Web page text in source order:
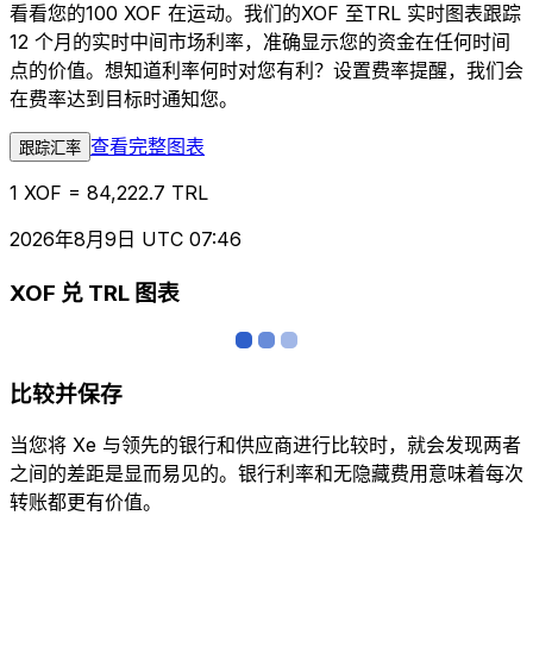
看看您的100 XOF 在运动。我们的XOF 至TRL 实时图表跟踪
12 个月的实时中间市场利率，准确显示您的资金在任何时间
点的价值。想知道利率何时对您有利？设置费率提醒，我们会
在费率达到目标时通知您。
跟踪汇率 查看完整图表
1 XOF = 84,222.7 TRL
2026年8月9日 UTC 07:46
XOF 兑 TRL 图表
比较并保存
当您将 Xe 与领先的银行和供应商进行比较时，就会发现两者
之间的差距是显而易见的。银行利率和无隐藏费用意味着每次
转账都更有价值。